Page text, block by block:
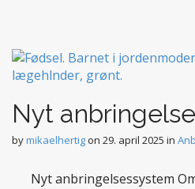
t
e
n
Nyt
bymikaelhertigon 29. april 2025 in
Nyt anbringelsessystem